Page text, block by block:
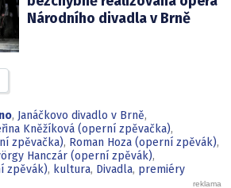
Národního divadla v Brně
, Janáčkovo divadlo v Brně,
Kněžíková (operní zpěvačka),
zpěvačka), Roman Hoza (operní zpěvák),
Hanczár (operní zpěvák),
zpěvák), kultura, Divadla, premiéry